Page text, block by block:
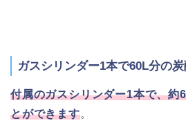
ガスシリンダー1本で60L分の
付属のガスシリンダー1本で、約
とができます。